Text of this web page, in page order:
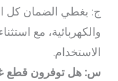
ج: يغطي الضمان كل
والكهربائية، مع
الاستخدام.
س: هل توفرون قطع